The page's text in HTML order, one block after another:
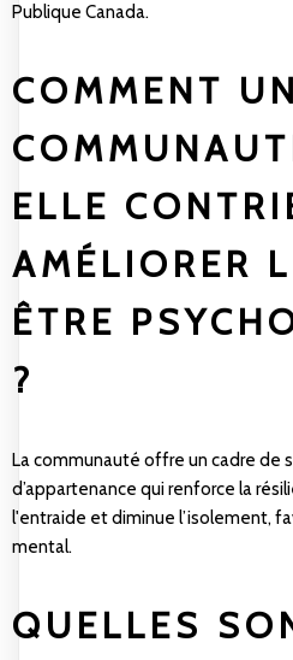
Publique Canada.
COMMENT
ELLE
AMÉLIORER
ÊTRE
?
La communauté offre un cadre de
d’appartenance qui renforce la
l'entraide et diminue l’isolement,
mental.
QUELLES